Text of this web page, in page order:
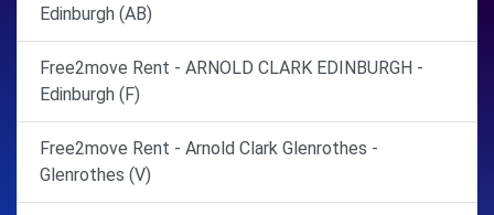
Edinburgh (AB)
Free2move Rent - ARNOLD CLARK EDINBURGH -
Edinburgh (F)
Free2move Rent - Arnold Clark Glenrothes -
Glenrothes (V)